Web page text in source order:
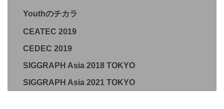
Youthのチカラ
CEATEC 2019
CEDEC 2019
SIGGRAPH Asia 2018 TOKYO
SIGGRAPH Asia 2021 TOKYO